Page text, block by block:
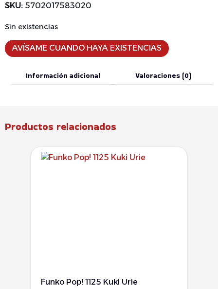
SKU: 5702017583020
Sin existencias
AVÍSAME CUANDO HAYA EXISTENCIAS
Información adicional Valoraciones (0)
Productos relacionados
Funko Pop! 1125 Kuki Urie